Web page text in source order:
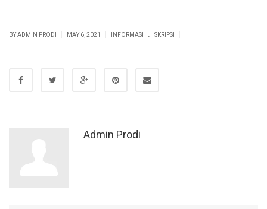
BY ADMIN PRODI MAY 6, 2021 INFORMASI . SKRIPSI
Admin Prodi